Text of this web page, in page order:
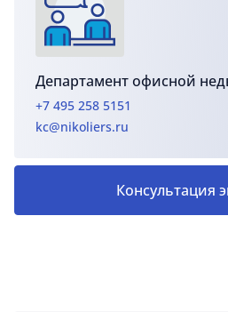
Департамент офисной
+7 495 258 5151
kc@nikoliers.ru
Консультация